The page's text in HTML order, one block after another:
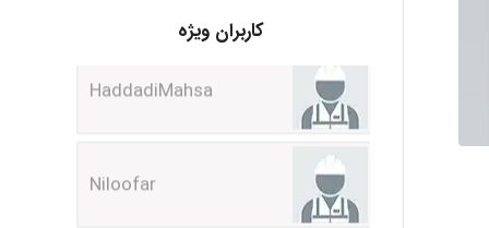
کاربران ویژهHaddadiMahsa